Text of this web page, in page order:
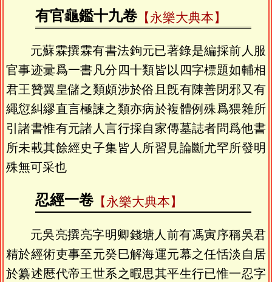
有官龜鑑十九卷【永樂大典本】
元蘇霖撰霖有書法鉤元已著錄是編採前人服
官事迹彚爲一書凡分四十類皆以四字標題如輔相
君王贊翼皇儲之類頗涉於俗且旣有陳善閉邪又有
繩愆糾繆直言極諫之類亦病於複體例殊爲猥雜所
引諸書惟有元諸人言行採自家傳墓誌者問爲他書
所未載其餘經史子集皆人所習見論斷尤罕所發明
殊無可采也
忍經一卷【永樂大典本】
元吳亮撰亮字明卿錢塘人前有馮寅序稱吳君
精於經術吏事至元癸巳解海運元幕之任恬淡自居
於纂述厯代帝王世系之暇思其平生行已惟一忍字